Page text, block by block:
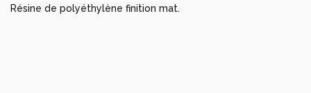
Résine de polyéthylène finition mat.